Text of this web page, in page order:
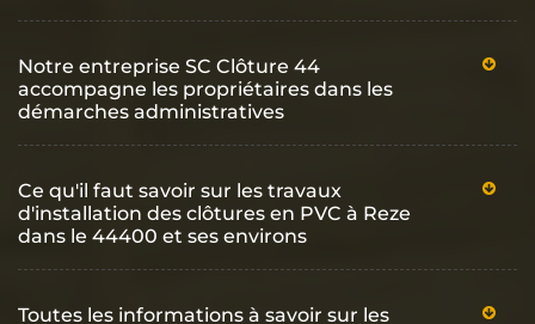
Notre entreprise SC Clôture 44
accompagne les propriétaires dans les
démarches administratives
Ce qu'il faut savoir sur les travaux
d'installation des clôtures en PVC à Reze
dans le 44400 et ses environs
Toutes les informations à savoir sur les